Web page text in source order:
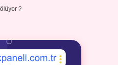
ölüyor ?